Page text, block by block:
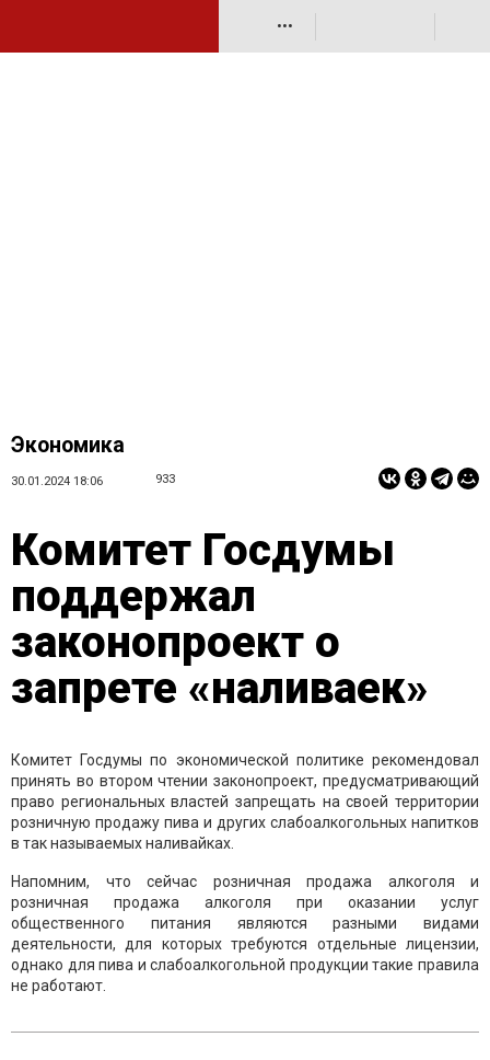
•••
Экономика
30.01.2024 18:06 933
Комитет Госдумы
поддержал
законопроект о
запрете «наливаек»
Комитет Госдумы по экономической политике рекомендовал
принять во втором чтении законопроект, предусматривающий
право региональных властей запрещать на своей территории
розничную продажу пива и других слабоалкогольных напитков
в так называемых наливайках.
Напомним, что сейчас розничная продажа алкоголя и
розничная продажа алкоголя при оказании услуг
общественного питания являются разными видами
деятельности, для которых требуются отдельные лицензии,
однако для пива и слабоалкогольной продукции такие правила
не работают.